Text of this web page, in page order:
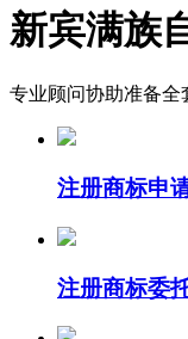
新宾满族
专业顾问协助准备全
注册商标申
注册商标委